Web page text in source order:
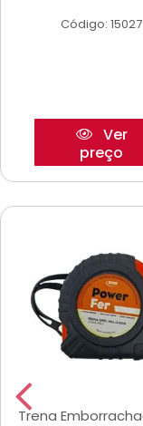
Código: 15027
Ver
preço
Trena